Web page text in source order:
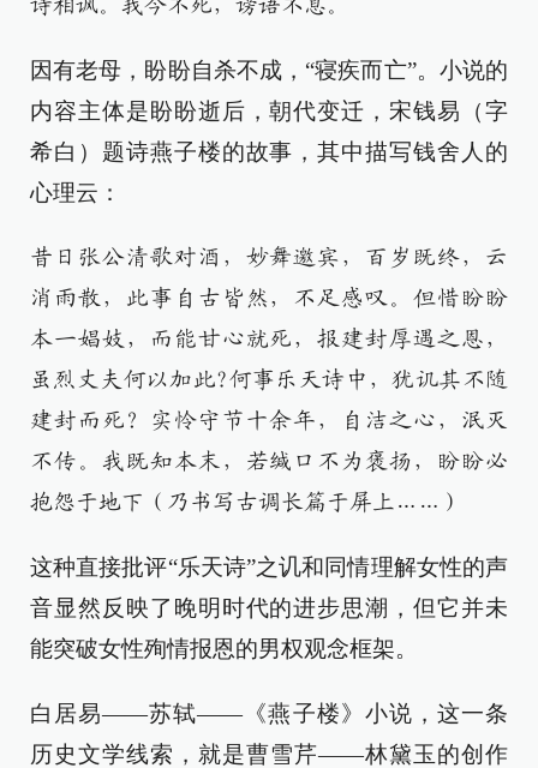
诗相讽。我今不死，谤语不息。
因有老母，盼盼自杀不成，“寝疾而亡”。小说的
内容主体是盼盼逝后，朝代变迁，宋钱易（字
希白）题诗燕子楼的故事，其中描写钱舍人的
心理云：
昔日张公清歌对酒，妙舞邀宾，百岁既终，云
消雨散，此事自古皆然，不足感叹。但惜盼盼
本一娼妓，而能甘心就死，报建封厚遇之恩，
虽烈丈夫何以加此?何事乐天诗中，犹讥其不随
建封而死？实怜守节十余年，自洁之心，泯灭
不传。我既知本末，若缄口不为褒扬，盼盼必
抱怨于地下（乃书写古调长篇于屏上……）
这种直接批评“乐天诗”之讥和同情理解女性的声
音显然反映了晚明时代的进步思潮，但它并未
能突破女性殉情报恩的男权观念框架。
白居易——苏轼——《燕子楼》小说，这一条
历史文学线索，就是曹雪芹——林黛玉的创作